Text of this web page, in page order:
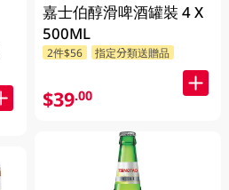
嘉士伯醇滑啤酒罐裝 4 X
500ML
2件$56 指定分類送贈品
$39.00